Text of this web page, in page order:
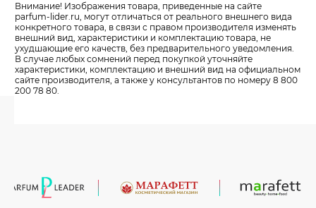
Внимание! Изображения товара, приведенные на сайте
parfum-lider.ru, могут отличаться от реального внешнего вида
конкретного товара, в связи с правом производителя изменять
внешний вид, характеристики и комплектацию товара, не
ухудшающие его качеств, без предварительного уведомления.
В случае любых сомнений перед покупкой уточняйте
характеристики, комплектацию и внешний вид на официальном
сайте производителя, а также у консультантов по номеру 8 800
200 78 80.